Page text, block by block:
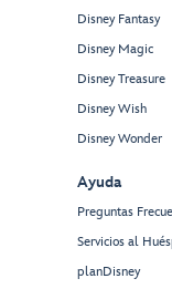
Disney Fantasy
Disney Magic
Disney Treasure
Disney Wish
Disney Wonder
Ayuda
Preguntas
Servicios al
planDisney